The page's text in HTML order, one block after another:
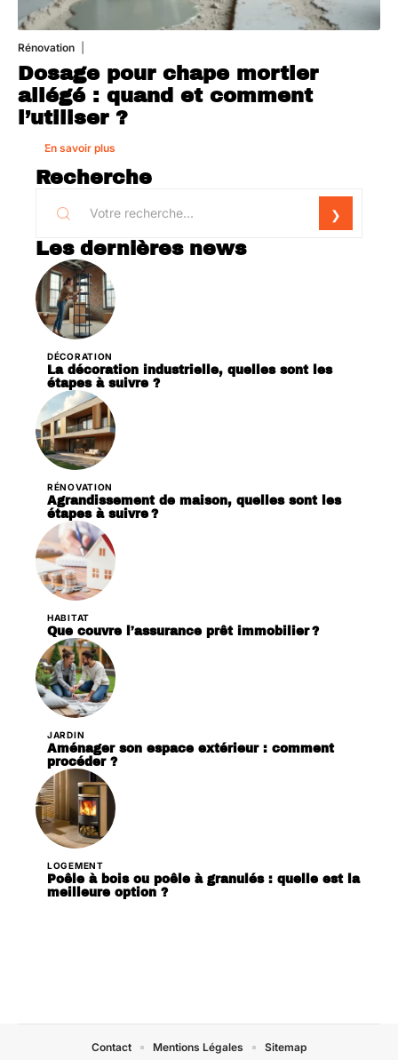
Rénovation
Dosage pour chape mortier
allégé : quand et comment
l’utiliser ?
En savoir plus
Recherche
Les dernières news
DÉCORATION
La décoration industrielle, quelles sont les
étapes à suivre ?
RÉNOVATION
Agrandissement de maison, quelles sont les
étapes à suivre ?
HABITAT
Que couvre l’assurance prêt immobilier ?
JARDIN
Aménager son espace extérieur : comment
procéder ?
LOGEMENT
Poêle à bois ou poêle à granulés : quelle est la
meilleure option ?
Contact Mentions Légales Sitemap